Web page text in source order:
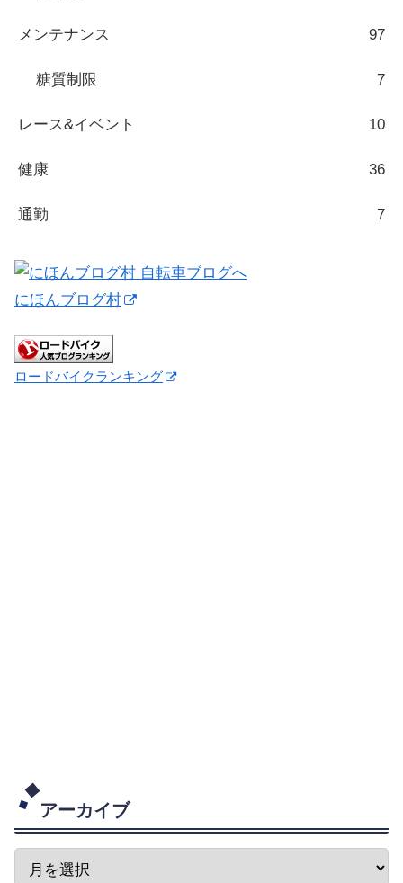
メンテナンス 97
糖質制限 7
レース&イベント 10
健康 36
通勤 7
にほんブログ村
ロードバイクランキング
アーカイブ